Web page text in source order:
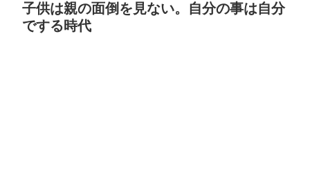
子供は親の面倒を見ない。自分の事は自分
でする時代